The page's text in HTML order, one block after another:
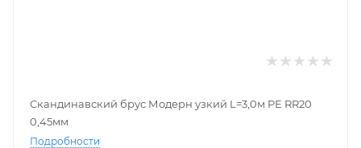
Скандинавский брус Модерн узкий L=3,0м PE RR20
0,45мм
Подробности